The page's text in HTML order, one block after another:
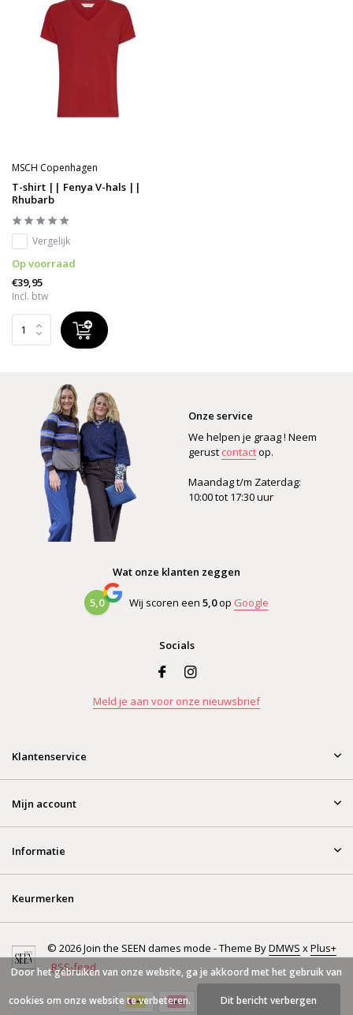
MSCH Copenhagen
T-shirt || Fenya V-hals ||
Rhubarb
Vergelijk
Op voorraad
€39,95
Incl. btw
Onze service
We helpen je graag ! Neem
gerust contactop.
Maandag t/m Zaterdag:
10:00 tot 17:30 uur
Wat onze klanten zeggen
5,0 Wij scoren een 5,0op Google
Socials
Meld je aan voor onze nieuwsbrief
Klantenservice
Mijn account
Informatie
Keurmerken
© 2026 Join the SEEN dames mode - Theme ByDMWS xPlus+
RSS-feed
Door het gebruiken van onze website, ga je akkoord met het gebruik van
cookies om onze website te verbeteren. Dit bericht verbergen